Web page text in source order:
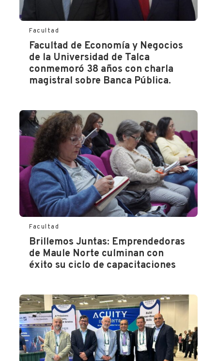
contribuyentes-
en-
proceso-
declaracion/
Facultad
Facultad de Economía y Negocios
de la Universidad de Talca
conmemoró 38 años con charla
magistral sobre Banca Pública.
Facultad
Brillemos Juntas: Emprendedoras
de Maule Norte culminan con
éxito su ciclo de capacitaciones